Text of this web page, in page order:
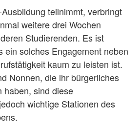
teilnimmt, verbringt
weitere drei Wochen
Studierenden. Es ist
ein solches Engagement neben
kaum zu leisten ist.
Nonnen, die ihr bürgerliches
haben, sind diese
wichtige Stationen des